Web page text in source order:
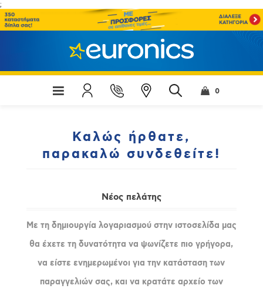
;
0
Καλώς ήρθατε,
παρακαλώ συνδεθείτε!
Νέος πελάτης
Με τη δημιουργία λογαριασμού στην ιστοσελίδα μας
θα έχετε τη δυνατότητα να ψωνίζετε πιο γρήγορα,
να είστε ενημερωμένοι για την κατάσταση των
παραγγελιών σας, και να κρατάτε αρχείο των